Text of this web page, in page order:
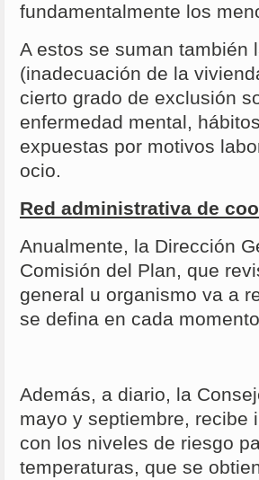
fundamentalmente los
A estos se suman también
(inadecuación de la
cierto grado de exclusión
enfermedad mental,
expuestas por motivos
ocio.
Red administrativa de
Anualmente, la Dirección
Comisión del Plan, que
general u organismo va a
se defina en cada
Además, a diario, la
mayo y septiembre, recibe
con los niveles de riesgo
temperaturas, que se